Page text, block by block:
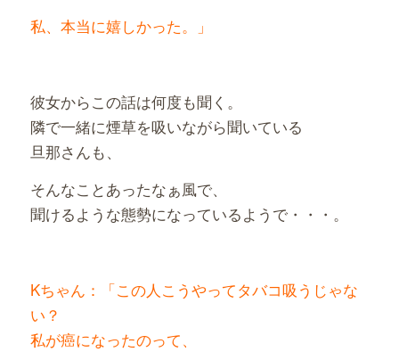
私、本当に嬉しかった。」
彼女からこの話は何度も聞く。
隣で一緒に煙草を吸いながら聞いている
旦那さんも、
そんなことあったなぁ風で、
聞けるような態勢になっているようで・・・。
Kちゃん：「この人こうやってタバコ吸うじゃな
い？
私が癌になったのって、